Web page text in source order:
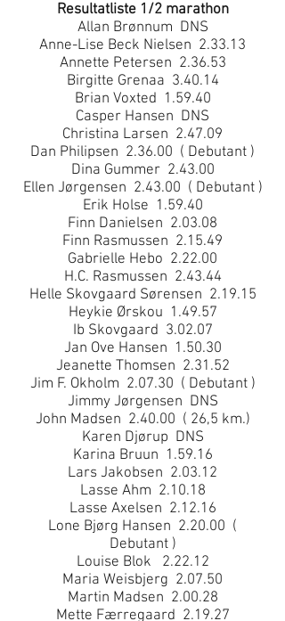
Resultatliste 1/2 marathon
Allan Brønnum DNS
Anne-Lise Beck Nielsen 2.33.13
Annette Petersen 2.36.53
Birgitte Grenaa 3.40.14
Brian Voxted 1.59.40
Casper Hansen DNS
Christina Larsen 2.47.09
Dan Philipsen 2.36.00 ( Debutant )
Dina Gummer 2.43.00
Ellen Jørgensen 2.43.00 ( Debutant )
Erik Holse 1.59.40
Finn Danielsen 2.03.08
Finn Rasmussen 2.15.49
Gabrielle Hebo 2.22.00
H.C. Rasmussen 2.43.44
Helle Skovgaard Sørensen 2.19.15
Heykie Ørskou 1.49.57
Ib Skovgaard 3.02.07
Jan Ove Hansen 1.50.30
Jeanette Thomsen 2.31.52
Jim F. Okholm 2.07.30 ( Debutant )
Jimmy Jørgensen DNS
John Madsen 2.40.00 ( 26,5 km.)
Karen Djørup DNS
Karina Bruun 1.59.16
Lars Jakobsen 2.03.12
Lasse Ahm 2.10.18
Lasse Axelsen 2.12.16
Lone Bjørg Hansen 2.20.00 (
Debutant )
Louise Blok 2.22.12
Maria Weisbjerg 2.07.50
Martin Madsen 2.00.28
Mette Færregaard 2.19.27